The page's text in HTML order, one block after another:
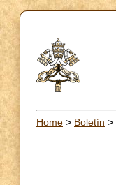
Home > Boletín >